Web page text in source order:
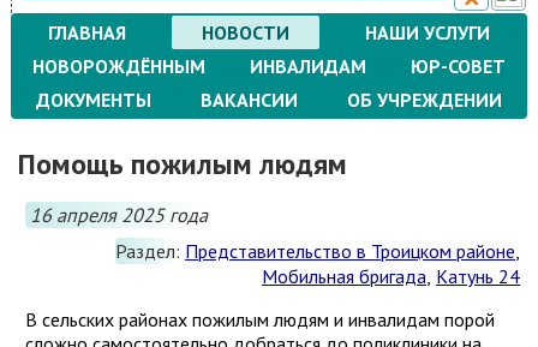
ГЛАВНАЯ НОВОСТИ
НАШИ УСЛУГИ
НОВОРОЖДЁННЫМ
ИНВАЛИДАМ
ЮР-СОВЕТ
ДОКУМЕНТЫ
ВАКАНСИИ ОБ УЧРЕЖДЕНИИ
Помощь пожилым людям
16 апреля 2025 года
Раздел: Представительство в Троицком районе,
Мобильная бригада, Катунь 24
В сельских районах пожилым людям и инвалидам порой